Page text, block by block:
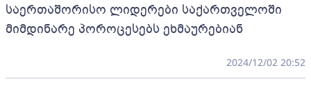
საერთაშორისო ლიდერები საქართველოში
მიმდინარე პოროცესებს ეხმაურებიან
2024/12/02 20:52